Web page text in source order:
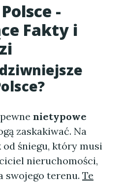
-
Fakty i
nietypowe
zaskakiwać. Na
od śniegu, który musi
nieruchomości,
swojego terenu. Te